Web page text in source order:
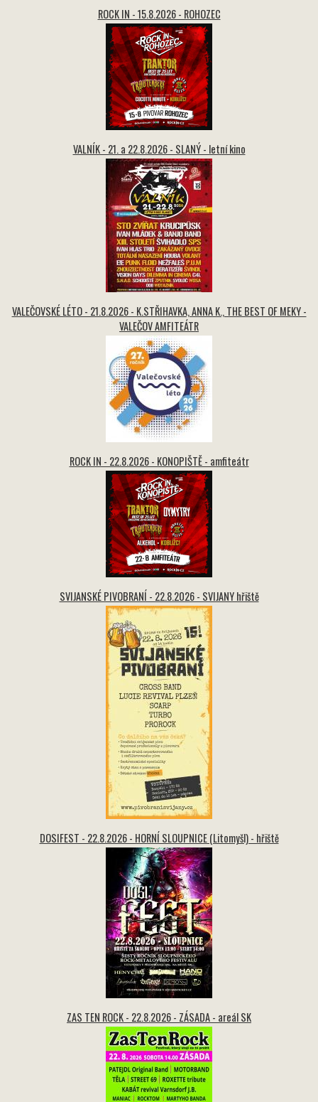
ROCK IN - 15.8.2026 - ROHOZEC
VALNÍK - 21. a 22.8.2026 - SLANÝ - letní kino
VALEČOVSKÉ LÉTO - 21.8.2026 - K.STŘIHAVKA, ANNA K., THE BEST OF MEKY -
VALEČOV AMFITEÁTR
ROCK IN - 22.8.2026 - KONOPIŠTĚ - amfiteátr
SVIJANSKÉ PIVOBRANÍ - 22.8.2026 - SVIJANY hřiště
DOSIFEST - 22.8.2026 - HORNÍ SLOUPNICE (Litomyšl) - hřiště
ZAS TEN ROCK - 22.8.2026 - ZÁSADA - areál SK